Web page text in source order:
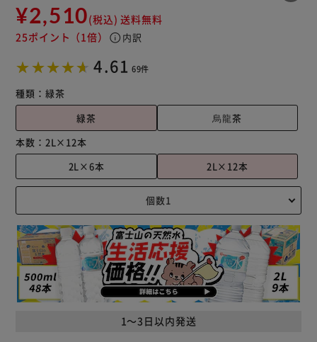
¥2,510(税込) 送料無料
25ポイント （1倍） info 内訳
4.61 69件
種類： 緑茶
緑茶
烏龍茶
本数： 2L×12本
2L×6本
2L×12本
1～3日以内発送